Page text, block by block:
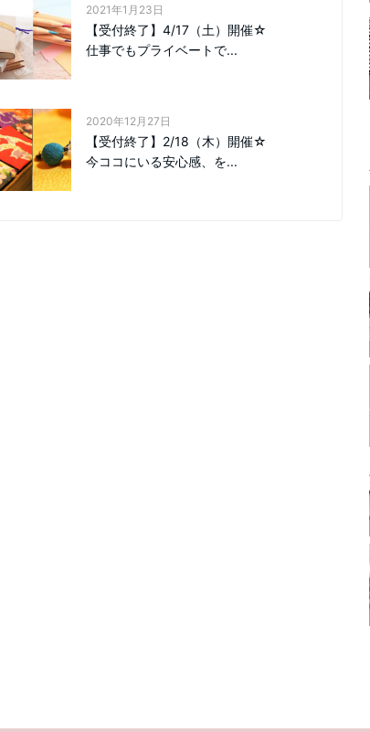
2021年1月23日
【受付終了】4/17（土）開催☆
仕事でもプライベートで...
2020年12月27日
【受付終了】2/18（木）開催☆
今ココにいる安心感、を...